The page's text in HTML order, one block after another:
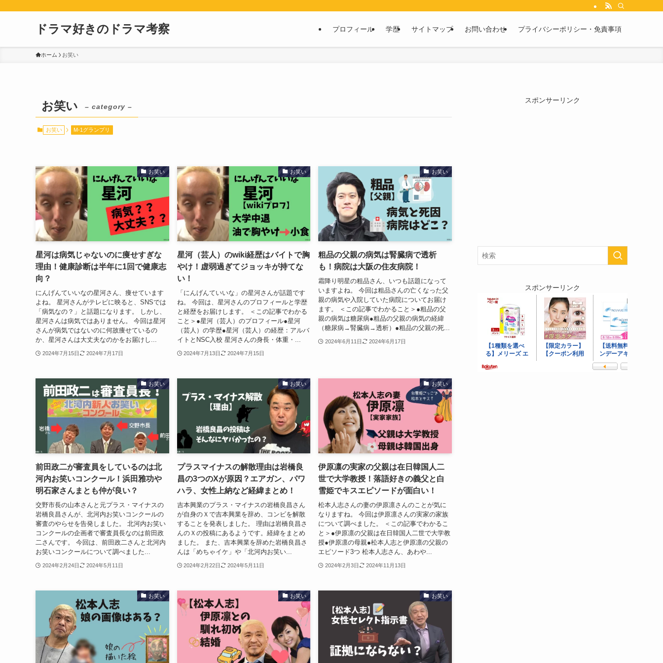
ドラマ好きのドラマ考察 プロフィール 学歴 サイトマップ お問い合わせ プライバシーポリシー・免責事項
ホーム お笑い
お笑い – category –
お笑い M-1グランプリ
お笑い
星河は病気じゃないのに痩せすぎな
理由！健康診断は半年に1回で健康志
向？
にんげんていいなの星河さん、痩せています
よね。 星河さんがテレビに映ると、SNSでは
「病気なの？」と話題になります。 しかし、
星河さんは病気ではありません。 今回は星河
さんが病気ではないのに何故痩せているの
か、星河さんは大丈夫なのかをお届けし...
2024年7月15日 2024年7月17日
お笑い
星河（芸人）のwiki経歴はバイトで胸
やけ！虚弱過ぎてジョッキが持てな
い！
「にんげんていいな」の星河さんが話題です
ね。 今回は、星河さんのプロフィールと学歴
と経歴をお届けします。 ＜この記事でわかる
こと＞●星河（芸人）のプロフィール●星河
（芸人）の学歴●星河（芸人）の経歴：アルバ
イトとNSC入校 星河さんの身長・体重・...
2024年7月13日 2024年7月15日
お笑い
粗品の父親の病気は腎臓病で透析
も！病院は大阪の住友病院！
霜降り明星の粗品さん、いつも話題になって
いますよね。 今回は粗品さんの亡くなった父
親の病気や入院していた病院についてお届け
ます。 ＜この記事でわかること＞●粗品の父
親の病気は糖尿病●粗品の父親の病気の経緯
（糖尿病→腎臓病→透析）●粗品の父親の死...
2024年6月11日 2024年6月17日
お笑い
前田政二が審査員をしているのは北
河内お笑いコンクール！浜田雅功や
明石家さんまとも仲が良い？
交野市長の山本さんと元プラス・マイナスの
岩橋良昌さんが、北河内お笑いコンクールの
審査のやらせを告発しました。 北河内お笑い
コンクールの企画者で審査員長なのは前田政
二さんです。 今回は、前田政二さんと北河内
お笑いコンクールについて調べました...
2024年2月24日 2024年5月11日
お笑い
プラスマイナスの解散理由は岩橋良
昌の3つのXが原因？エアガン、パワ
ハラ、女性上納など経緯まとめ！
吉本興業のプラス・マイナスの岩橋良昌さん
が自身のＸで吉本興業を辞め、コンビを解散
することを発表しました。 理由は岩橋良昌さ
んのＸの投稿にあるようです。経緯をまとめ
ました。 また、吉本興業を辞めた岩橋良昌さ
んは「めちゃイケ」や「北河内お笑い...
2024年2月22日 2024年5月11日
お笑い
伊原凛の実家の父親は在日韓国人二
世で大学教授！落語好きの義父と白
雪姫でキスエピソードが面白い！
松本人志さんの妻の伊原凛さんのことが気に
なりますね。 今回は伊原凛さんの実家の家族
について調べました。 ＜この記事でわかるこ
と＞●伊原凛の父親は在日韓国人二世で大学教
授●伊原凛の母親●松本人志と伊原凛の父親の
エピソード3つ 松本人志さん、あわや...
2024年2月3日 2024年11月13日
お笑い お笑い お笑い
スポンサーリンク
スポンサーリンク